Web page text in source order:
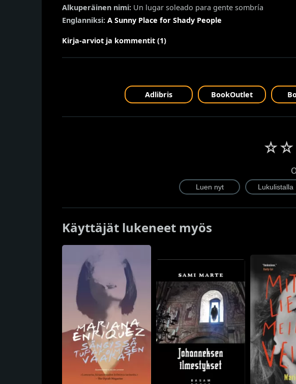
Alkuperäinen nimi: Un lugar soleado para gente sombría
Englanniksi: A Sunny Place for Shady People
Kirja-arviot ja kommentit (1)
Adlibris BookOutlet
☆☆
Käyttäjät lukeneet myös